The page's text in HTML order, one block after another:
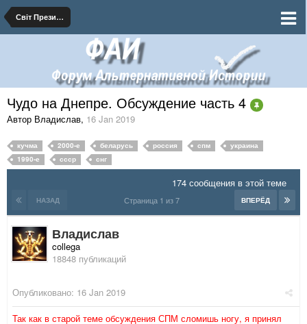
Світ Президента Москаленко
Чудо на Днепре. Обсуждение часть 4
Автор Владислав, 16 Jan 2019
кучма 2000-е беларусь россия спм
украина
1990-е
ссср снг
174 сообщения в этой теме
НАЗАД ВПЕРЁД
Страница 1 из 7
Владислав
collega
18848 публикаций
Опубликовано: 16 Jan 2019
Так как в старой теме обсуждения СПМ сломишь ногу, я принял